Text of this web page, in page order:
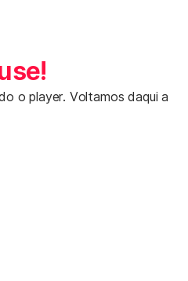
o player. Voltamos daqui a